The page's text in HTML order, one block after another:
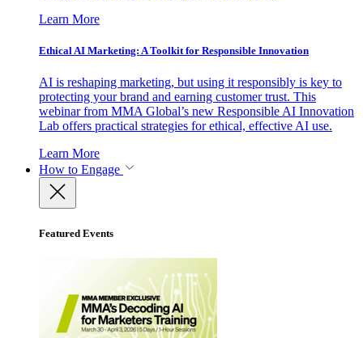
Learn More
Ethical AI Marketing: A Toolkit for Responsible Innovation
AI is reshaping marketing, but using it responsibly is key to
protecting your brand and earning customer trust. This
webinar from MMA Global’s new Responsible AI Innovation
Lab offers practical strategies for ethical, effective AI use.
Learn More
How to Engage
Featured Events